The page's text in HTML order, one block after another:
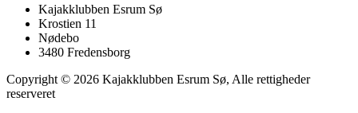
Kajakklubben Esrum Sø
Krostien 11
Nødebo
3480 Fredensborg
Copyright © 2026 Kajakklubben Esrum Sø, Alle rettigheder
reserveret